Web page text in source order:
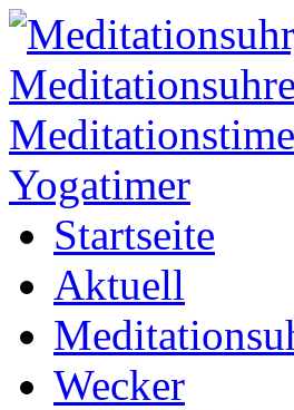
Startseite
Aktuell
Wecker